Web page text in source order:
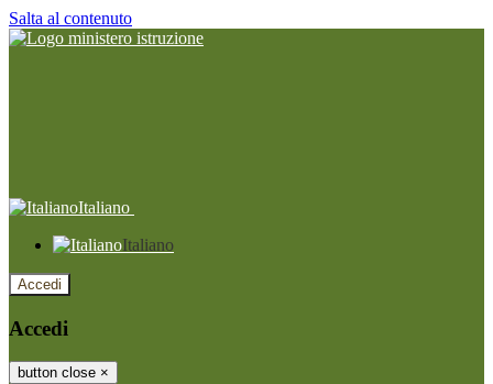
Salta al contenuto
Italiano
Italiano
Accedi
Accedi
button close ×